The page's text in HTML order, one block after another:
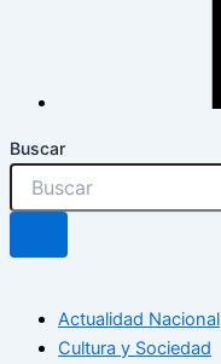
Buscar
Actualidad Nacional
Cultura y Sociedad